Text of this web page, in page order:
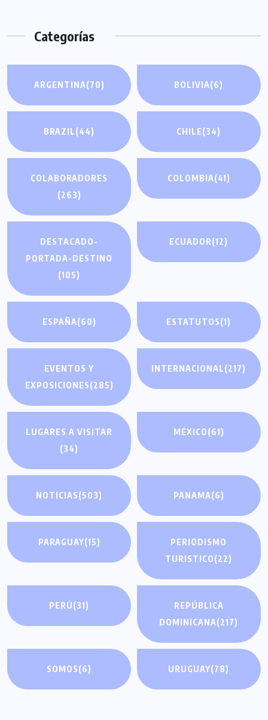
Categorías
ARGENTINA(70) BOLIVIA(6)
BRAZIL(44) CHILE(34)
COLABORADORES
(263)
COLOMBIA(41)
DESTACADO-
PORTADA-DESTINO
(105)
ECUADOR(12)
ESPAÑA(60) ESTATUTOS(1)
EVENTOS Y
EXPOSICIONES(285)
INTERNACIONAL(217)
LUGARES A VISITAR
(34)
MÉXICO(61)
NOTICIAS(503) PANAMA(6)
PARAGUAY(15)
PERIODISMO
TURISTICO(22)
PERÚ(31)
REPÚBLICA
DOMINICANA(217)
SOMOS(6) URUGUAY(78)